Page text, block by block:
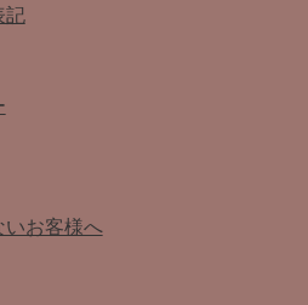
記
いお客様へ